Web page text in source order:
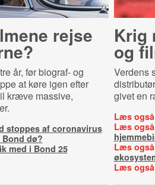
rejse
år, før biograf- og
at køre igen efter
kræve massive,
stoppes af coronavirus
Bond dø?
med i Bond 25
Krig
og
Verdens
givet en
Læs
Læs
Læs
Læs